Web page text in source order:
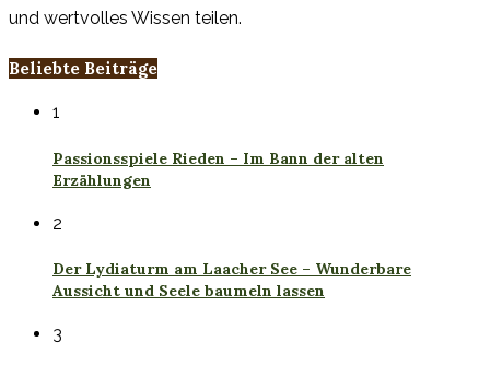
und wertvolles Wissen teilen.
Beliebte Beiträge
1
Passionsspiele Rieden – Im Bann der alten
Erzählungen
2
Der Lydiaturm am Laacher See – Wunderbare
Aussicht und Seele baumeln lassen
3